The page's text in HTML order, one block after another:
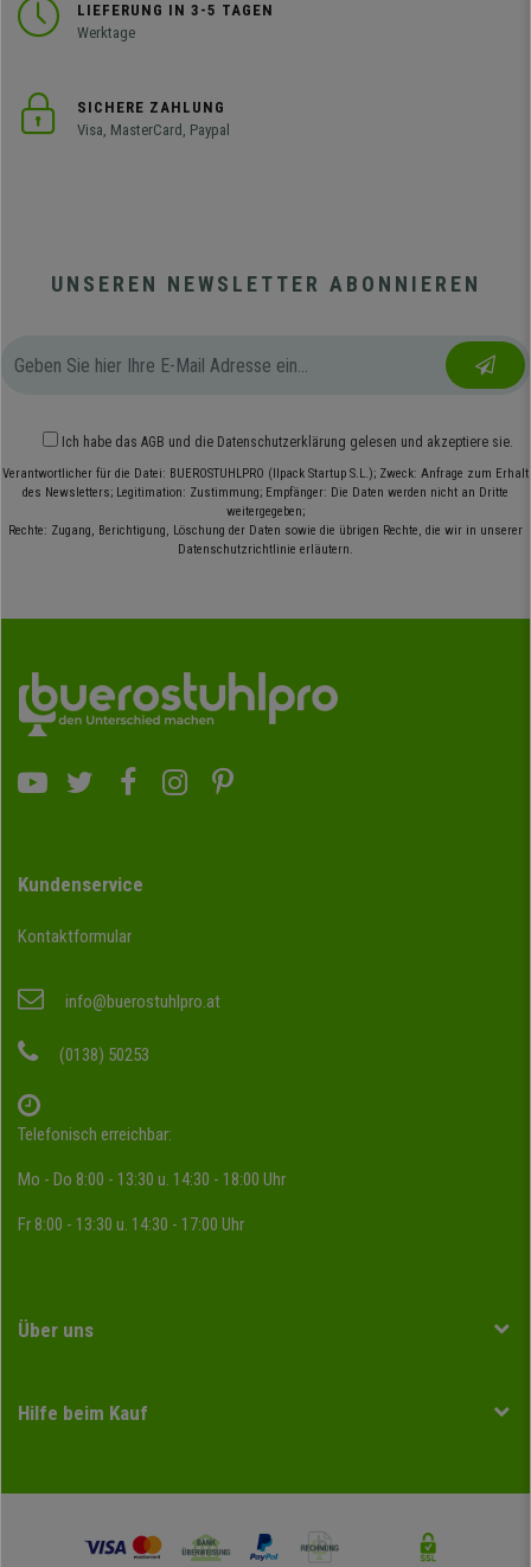
LIEFERUNG IN 3-5 TAGEN
Werktage
SICHERE ZAHLUNG
Visa, MasterCard, Paypal
UNSEREN NEWSLETTER ABONNIEREN
Ich habe das AGB und die Datenschutzerklärung gelesen und akzeptiere sie.
Verantwortlicher für die Datei: BUEROSTUHLPRO (Ilpack Startup S.L.); Zweck: Anfrage zum Erhalt
des Newsletters; Legitimation: Zustimmung; Empfänger: Die Daten werden nicht an Dritte
weitergegeben;
Rechte: Zugang, Berichtigung, Löschung der Daten sowie die übrigen Rechte, die wir in unserer
Datenschutzrichtlinie erläutern.
Kundenservice
Kontaktformular
info@buerostuhlpro.at
(0138) 50253
Telefonisch erreichbar:
Mo - Do 8:00 - 13:30 u. 14:30 - 18:00 Uhr
Fr 8:00 - 13:30 u. 14:30 - 17:00 Uhr
Über uns
Hilfe beim Kauf